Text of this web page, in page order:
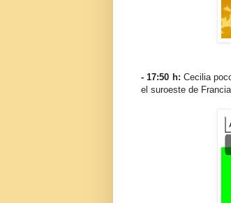
- 17:50 h: Cecilia
el suroeste de